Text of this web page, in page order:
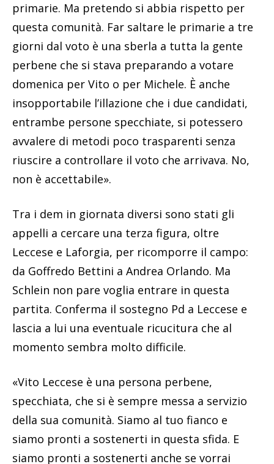
primarie. Ma pretendo si abbia rispetto per
questa comunità. Far saltare le primarie a tre
giorni dal voto è una sberla a tutta la gente
perbene che si stava preparando a votare
domenica per Vito o per Michele. È anche
insopportabile l’illazione che i due candidati,
entrambe persone specchiate, si potessero
avvalere di metodi poco trasparenti senza
riuscire a controllare il voto che arrivava. No,
non è accettabile».
Tra i dem in giornata diversi sono stati gli
appelli a cercare una terza figura, oltre
Leccese e Laforgia, per ricomporre il campo:
da Goffredo Bettini a Andrea Orlando. Ma
Schlein non pare voglia entrare in questa
partita. Conferma il sostegno Pd a Leccese e
lascia a lui una eventuale ricucitura che al
momento sembra molto difficile.
«Vito Leccese è una persona perbene,
specchiata, che si è sempre messa a servizio
della sua comunità. Siamo al tuo fianco e
siamo pronti a sostenerti in questa sfida. E
siamo pronti a sostenerti anche se vorrai